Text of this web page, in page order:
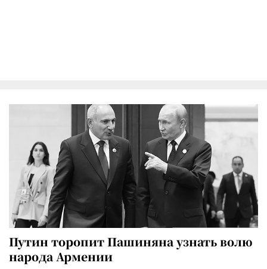
Путин торопит Пашиняна узнать волю
народа Армении